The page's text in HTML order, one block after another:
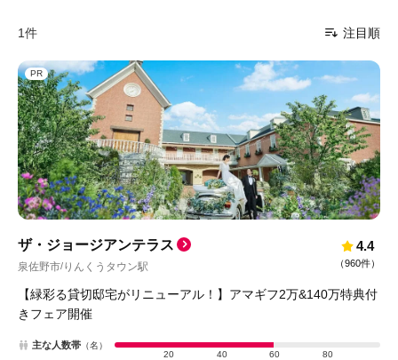
1件 注目順
PR
ザ・ジョージアンテラス
泉佐野市/りんくうタウン駅
4.4
（960件）
【緑彩る貸切邸宅がリニューアル！】アマギフ2万&140万特典付
きフェア開催
主な人数帯 （名）
20
40 60 80